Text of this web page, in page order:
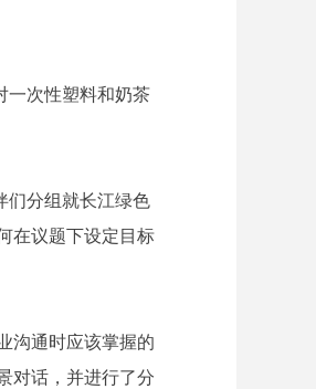
一次性塑料和奶茶
们分组就长江绿色
在议题下设定目标
沟通时应该掌握的
对话，并进行了分